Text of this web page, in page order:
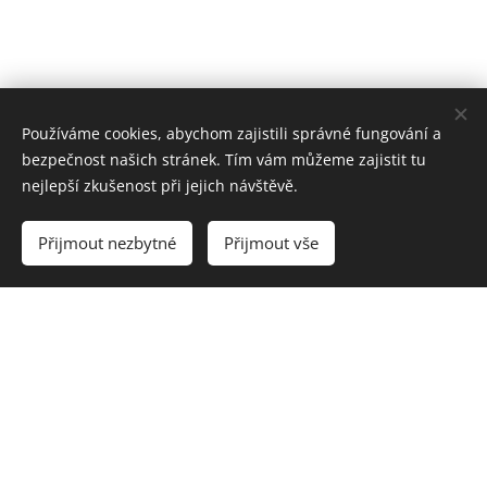
Používáme cookies, abychom zajistili správné fungování a
bezpečnost našich stránek. Tím vám můžeme zajistit tu
nejlepší zkušenost při jejich návštěvě.
Přijmout nezbytné Přijmout vše